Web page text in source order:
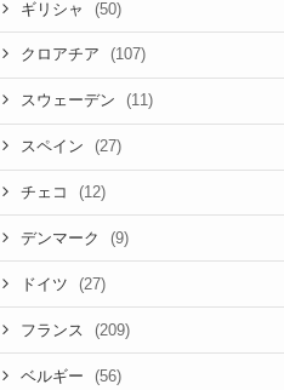
ギリシャ (50)
クロアチア (107)
スウェーデン (11)
スペイン (27)
チェコ (12)
デンマーク (9)
ドイツ (27)
フランス (209)
ベルギー (56)